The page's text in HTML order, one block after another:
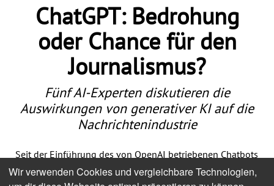
ChatGPT: Bedrohung
oder Chance für den
Journalismus?
Fünf AI-Experten diskutieren die
Auswirkungen von generativer KI auf die
Nachrichtenindustrie
Seit der Einführung des von OpenAI betriebenen Chatbots
ChatGPT im November diskutieren Journalisten über
dessen potenzielle Auswirkungen auf die
Wir verwenden Cookies und vergleichbare Technologien,